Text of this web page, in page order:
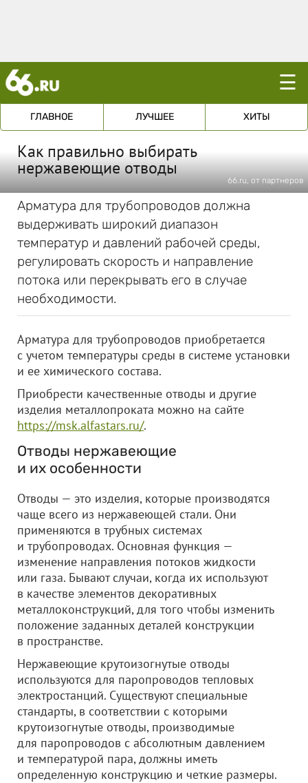
☰
ГЛАВНОЕ ЛУЧШЕЕ ХИТЫ
Как правильно выбирать
нержавеющие отводы
66.ru, от партнеров
Арматура для трубопроводов должна
выдерживать широкий диапазон
температур и давлений рабочей среды,
регулировать скорость и направление
потока или перекрывать его в случае
необходимости.
Арматура для трубопроводов приобретается
с учетом температуры среды в системе установки
и ее химического состава.
Приобрести качественные отводы и другие
изделия металлопроката можно на сайте
https://msk.alfastars.ru/.
Отводы нержавеющие
и их особенности
Отводы — это изделия, которые производятся
чаще всего из нержавеющей стали. Они
применяются в трубных системах
и трубопроводах. Основная функция —
изменение направления потоков жидкости
или газа. Бывают случаи, когда их используют
в качестве элементов декоративных
металлоконструкций, для того чтобы изменить
положение заданных деталей конструкции
в пространстве.
Нержавеющие крутоизогнутые отводы
используются для паропроводов тепловых
электростанций. Существуют специальные
стандарты, в соответствии с которыми
крутоизогнутые отводы, производимые
для паропроводов с абсолютным давлением
и температурой пара, должны иметь
определенную конструкцию и четкие размеры.